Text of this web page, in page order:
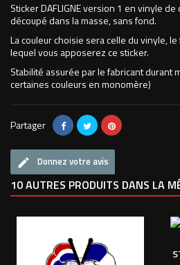
Sticker DAFLIGNE version 1 en vinyle
découpé dans la masse, sans fond.
La couleur choisie sera celle du vinyle,
lequel vous apposerez ce sticker.
Stabilité assurée par le fabricant durant
certaines couleurs en monomère)
Partager
Donnez votre avis
10 AUTRES PRODUITS DANS LA